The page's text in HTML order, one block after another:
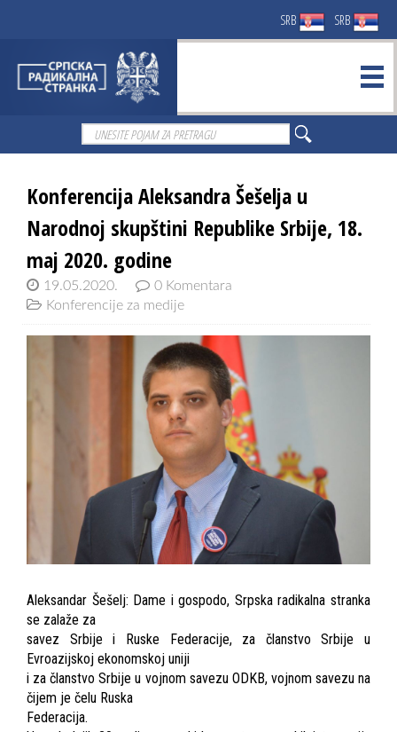
SRB SRB
Konferencija Aleksandra Šešelja u
Narodnoj skupštini Republike Srbije, 18.
maj 2020. godine
19.05.2020.
0 Komentara
Konferencije za medije
Aleksandar Šešelj: Dame i gospodo, Srpska radikalna stranka
se zalaže za
savez Srbije i Ruske Federacije, za članstvo Srbije u
Evroazijskoj ekonomskoj uniji
i za članstvo Srbije u vojnom savezu ODKB, vojnom savezu na
čijem je čelu Ruska
Federacija.